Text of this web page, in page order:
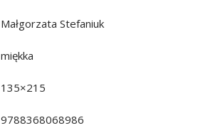
Małgorzata Stefaniuk
miękka
135×215
9788368068986